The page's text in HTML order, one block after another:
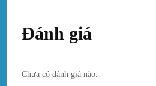
Đánh giá
Chưa có đánh giá nào.